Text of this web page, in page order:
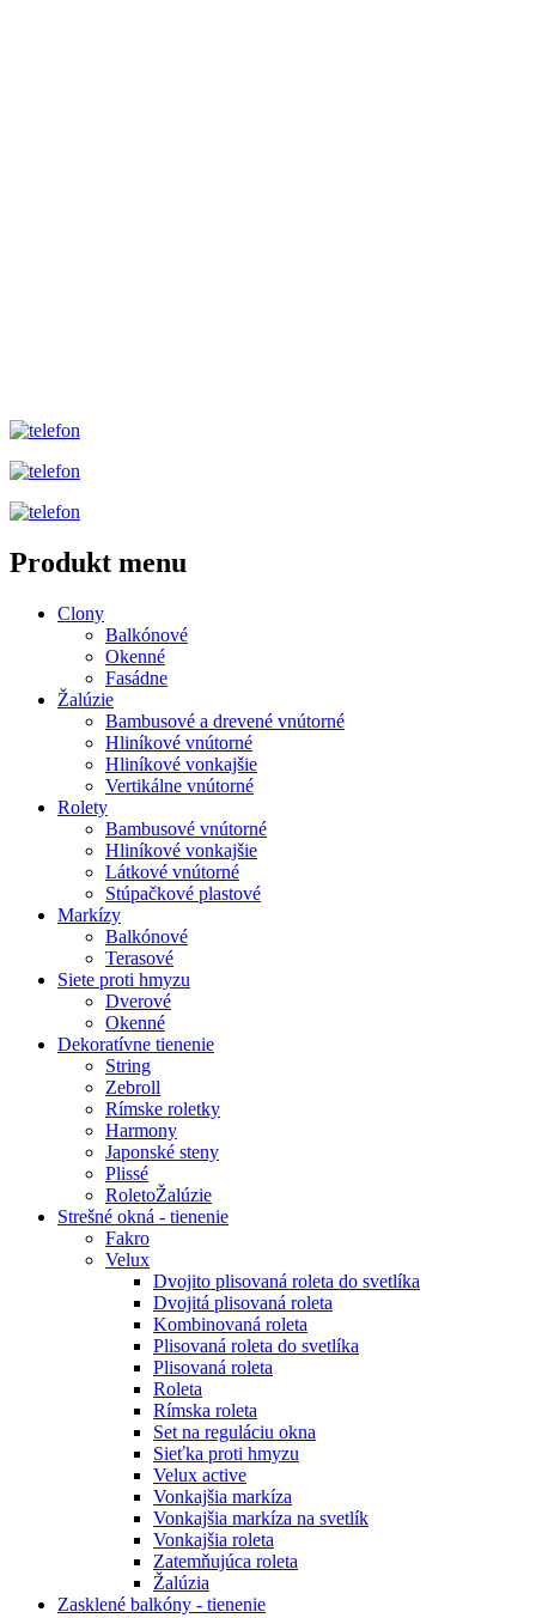
Produkt menu
Clony
Balkónové
Okenné
Fasádne
Žalúzie
Bambusové a drevené vnútorné
Hliníkové vnútorné
Hliníkové vonkajšie
Vertikálne vnútorné
Rolety
Bambusové vnútorné
Hliníkové vonkajšie
Látkové vnútorné
Stúpačkové plastové
Markízy
Balkónové
Terasové
Siete proti hmyzu
Dverové
Okenné
Dekoratívne tienenie
String
Zebroll
Rímske roletky
Harmony
Japonské steny
Plissé
RoletoŽalúzie
Strešné okná - tienenie
Fakro
Velux
Dvojito plisovaná roleta do svetlíka
Dvojitá plisovaná roleta
Kombinovaná roleta
Plisovaná roleta do svetlíka
Plisovaná roleta
Roleta
Rímska roleta
Set na reguláciu okna
Sieťka proti hmyzu
Velux active
Vonkajšia markíza
Vonkajšia markíza na svetlík
Vonkajšia roleta
Zatemňujúca roleta
Žalúzia
Zasklené balkóny - tienenie